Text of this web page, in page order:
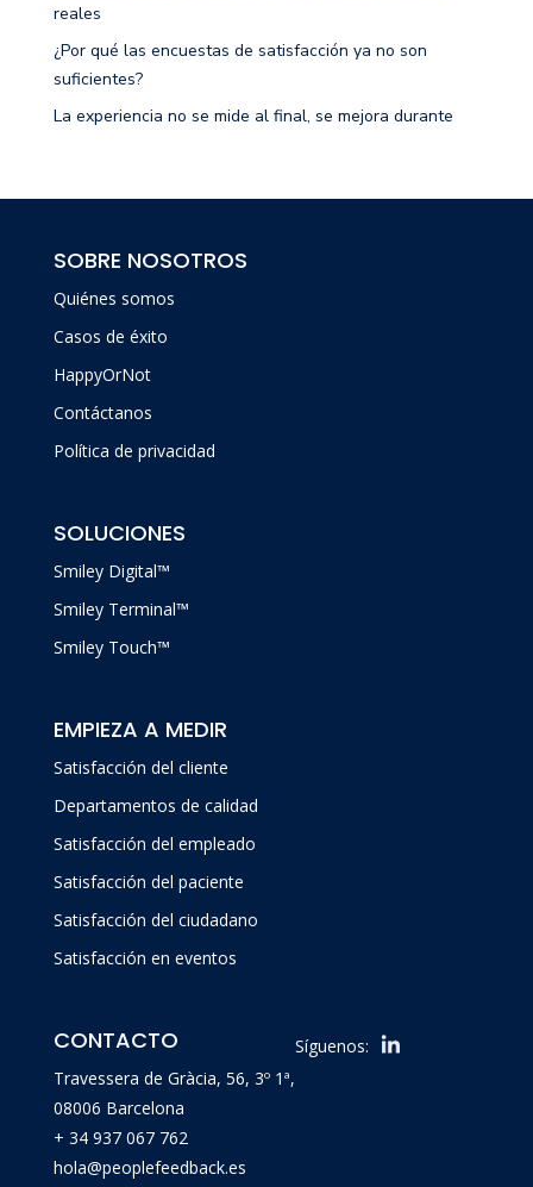
reales
¿Por qué las encuestas de satisfacción ya no son
suficientes?
La experiencia no se mide al final, se mejora durante
SOBRE NOSOTROS
Quiénes somos
Casos de éxito
HappyOrNot
Contáctanos
Política de privacidad
SOLUCIONES
Smiley Digital™
Smiley Terminal™
Smiley Touch™
EMPIEZA A MEDIR
Satisfacción del cliente
Departamentos de calidad
Satisfacción del empleado
Satisfacción del paciente
Satisfacción del ciudadano
Satisfacción en eventos
CONTACTO
Travessera de Gràcia, 56, 3º 1ª,
08006 Barcelona
+ 34 937 067 762
hola@peoplefeedback.es
Síguenos: